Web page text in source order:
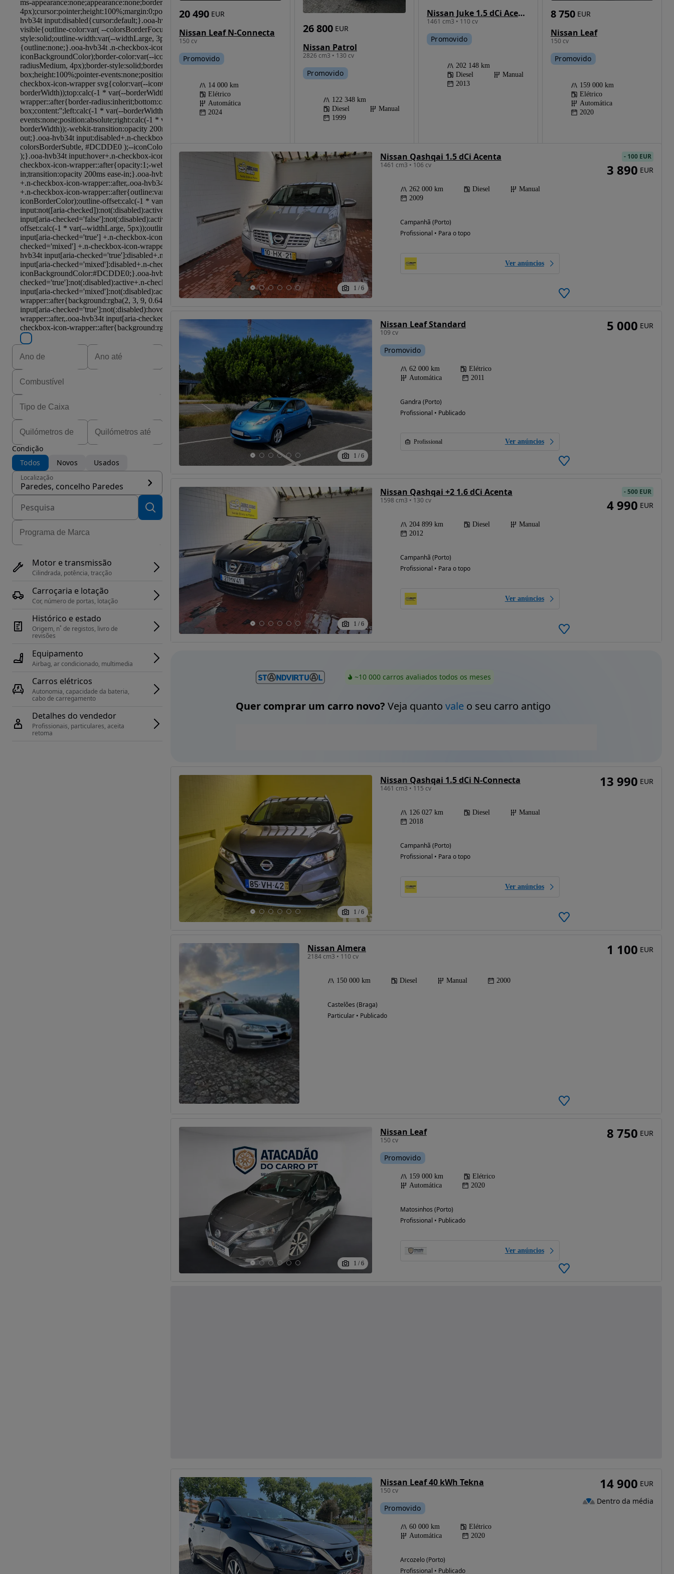
Possibilidade de
financiamento
Condição
Todos
Novos Usados
Localização
Paredes, concelho Paredes
Motor e transmissão
Cilindrada, potência, tracção
Carroçaria e lotação
Cor, número de portas, lotação
Histórico e estado
Origem, n˚ de registos, livro de
revisões
Equipamento
Airbag, ar condicionado, multimedia
Carros elétricos
Autonomia, capacidade da bateria,
cabo de carregamento
Detalhes do vendedor
Profissionais, particulares, aceita
retoma
Nissan Leaf N-Connecta
150 cv
20 490 EUR
Promovido
14 000 km
Elétrico
Automática
2024
Nissan Patrol
2826 cm3 • 130 cv
26 800 EUR
Promovido
122 348 km
Diesel
Manual
1999
Nissan Juke 1.5 dCi Acenta S/S
1461 cm3 • 110 cv
Promovido
202 148 km
Diesel
Manual
2013
Nissan Leaf
150 cv
8 750 EUR
Promovido
159 000 km
Elétrico
Automática
2020
1 / 6
Nissan Qashqai 1.5 dCi Acenta
1461 cm3 • 106 cv
262 000 km Diesel
Manual
2009
Campanhã (Porto)
Profissional • Para o topo
Ver anúncios
- 100 EUR
3 890 EUR
1 / 6
Nissan Leaf Standard
109 cv
Promovido
62 000 km
Elétrico
Automática
2011
Gandra (Porto)
Profissional • Publicado
Profissional Ver anúncios
5 000 EUR
1 / 6
Nissan Qashqai +2 1.6 dCi Acenta
1598 cm3 • 130 cv
204 899 km Diesel
Manual
2012
Campanhã (Porto)
Profissional • Para o topo
Ver anúncios
-500 EUR
4 990 EUR
~10 000 carros avaliados todos os meses
Quer comprar um carro novo? Veja quanto valeo seu carro antigo
1 / 6
Nissan Qashqai 1.5 dCi N-Connecta
1461 cm3 • 115 cv
126 027 km Diesel
Manual
2018
Campanhã (Porto)
Profissional • Para o topo
Ver anúncios
13 990 EUR
Nissan Almera
2184 cm3 • 110 cv
150 000 km Diesel Manual 2000
Castelões (Braga)
Particular • Publicado
1 100 EUR
1 / 6
Nissan Leaf
150 cv
Promovido
159 000 km
Elétrico
Automática
2020
Matosinhos (Porto)
Profissional • Publicado
Ver anúncios
8 750 EUR
Nissan Leaf 40 kWh Tekna
150 cv
Promovido
60 000 km
Elétrico
Automática
2020
Arcozelo (Porto)
Profissional • Publicado
14 900 EUR
Dentro da média